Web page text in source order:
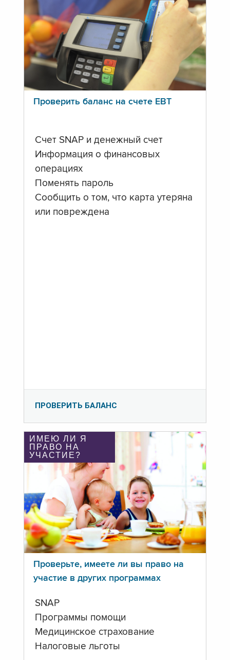
Проверить баланс на счете ЕВТ
Счет SNAP и денежный счет
Информация о финансовых
операциях
Поменять пароль
Сообщить о том, что карта утеряна
или повреждена
ПРОВЕРИТЬ БАЛАНС
ИМЕЮ ЛИ Я
ПРАВО НА
УЧАСТИЕ?
Проверьте, имеете ли вы право на
участие в других программах
SNAP
Программы помощи
Медицинское страхование
Налоговые льготы